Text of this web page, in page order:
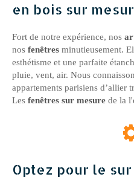
en bois sur
Fort de notre expérience, nos
nos fenêtres minutieusement.
esthétisme et une parfaite
pluie, vent, air. Nous
appartements parisiens d’allier
Les fenêtres sur mesure de la
Optez pour le